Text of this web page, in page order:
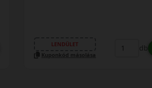
LENDÜLET
Kuponkód másolása
db